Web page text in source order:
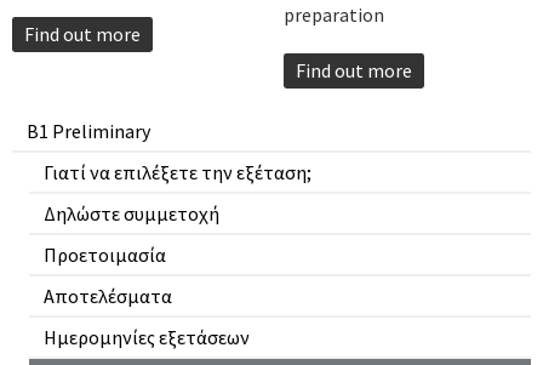
B1 Preliminary
Γιατί να επιλέξετε την εξέταση;
Δηλώστε συμμετοχή
Προετοιμασία
Αποτελέσματα
Ημερομηνίες εξετάσεων
Find out more
preparation
Find out more